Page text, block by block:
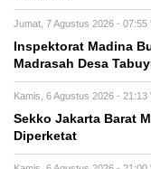
Jumat, 7 Agustus 2026 - 07:55
Inspektorat Madina
Madrasah Desa
Kamis, 6 Agustus 2026 - 21:13
Sekko Jakarta Barat
Diperketat